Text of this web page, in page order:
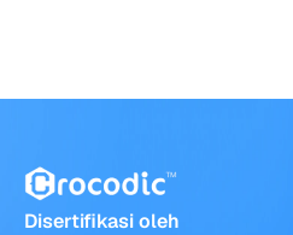
Disertifikasi oleh